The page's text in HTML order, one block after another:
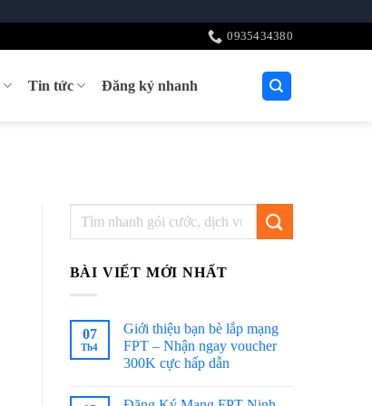
0935434380
Tin tức Đăng ký nhanh
BÀI VIẾT MỚI NHẤT
07
Th4
Giới thiệu bạn bè lắp mạng
FPT – Nhận ngay voucher
300K cực hấp dẫn